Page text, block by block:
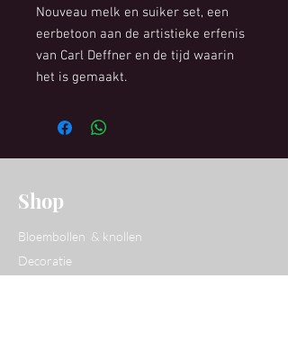
Nouveau melk en suiker set, een
eerbetoon aan de artistieke erfenis
van Carl Deffner en de tijd waarin
het is gemaakt.
Shop
Bloembollen & knollen
Decoratie